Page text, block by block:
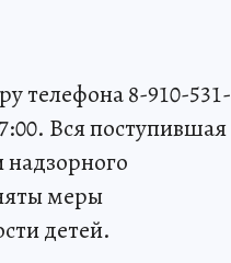
телефона 8-910-531-
Вся поступившая
меры
детей.